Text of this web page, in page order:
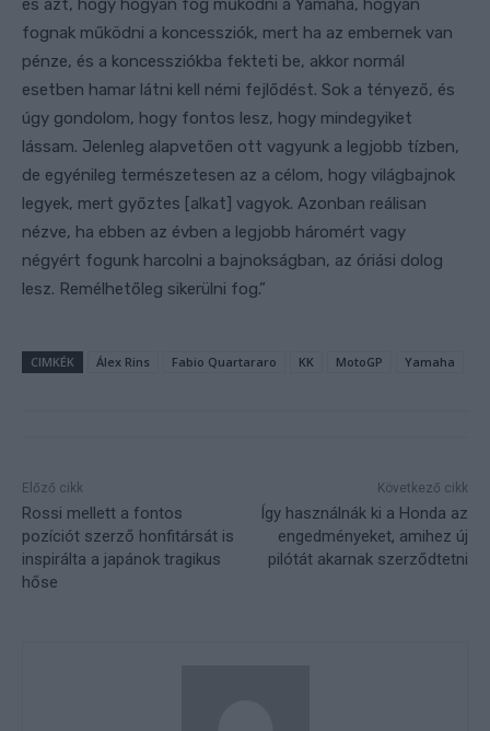
és azt, hogy hogyan fog működni a Yamaha, hogyan
fognak működni a koncessziók, mert ha az embernek van
pénze, és a koncessziókba fekteti be, akkor normál
esetben hamar látni kell némi fejlődést. Sok a tényező, és
úgy gondolom, hogy fontos lesz, hogy mindegyiket
lássam. Jelenleg alapvetően ott vagyunk a legjobb tízben,
de egyénileg természetesen az a célom, hogy világbajnok
legyek, mert győztes [alkat] vagyok. Azonban reálisan
nézve, ha ebben az évben a legjobb háromért vagy
négyért fogunk harcolni a bajnokságban, az óriási dolog
lesz. Remélhetőleg sikerülni fog.”
CIMKÉK Álex Rins Fabio Quartararo KK MotoGP Yamaha
Előző cikk
Rossi mellett a fontos
pozíciót szerző honfitársát is
inspirálta a japánok tragikus
hőse
Következő cikk
Így használnák ki a Honda az
engedményeket, amihez új
pilótát akarnak szerződtetni